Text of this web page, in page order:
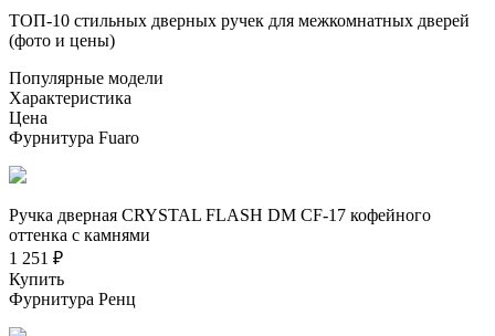
ТОП-10 стильных дверных ручек для межкомнатных дверей
(фото и цены)
Популярные модели
Характеристика
Цена
Фурнитура Fuaro
Ручка дверная CRYSTAL FLASH DM CF-17 кофейного
оттенка с камнями
1 251 ₽
Купить
Фурнитура Ренц